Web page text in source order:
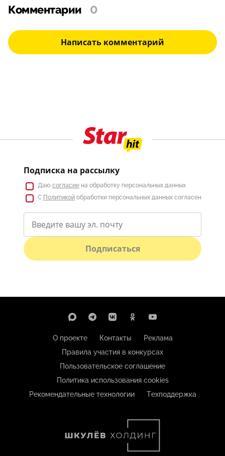
Комментарии 0
Написать комментарий
Подписка на рассылку
Даю согласие на обработку персональных данных
С Политикой обработки персональных данных согласен
Подписаться
О проекте Контакты
Реклама
Правила участия в конкурсах
Пользовательское соглашение
Политика использования cookies
Рекомендательные технологии
Техподдержка